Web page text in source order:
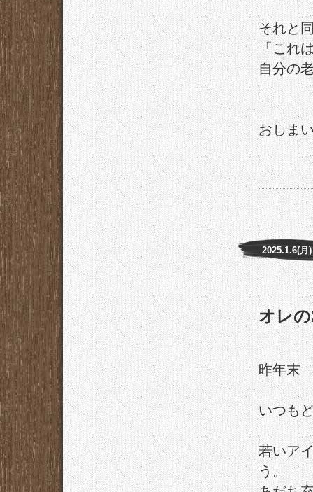
それと
「これ
自分の
おしま
2025.1.6(月)
オレ
昨年末
いつも
若いア
う。